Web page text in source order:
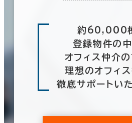
約60,000
登録物件の
オフィス仲介
理想のオフィ
徹底サポートいた